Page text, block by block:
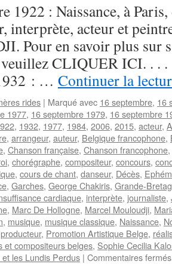
1922 : Naissance, à
interprète, acteur et
Pour en savoir plus sur
veuillez CLIQUER ICI. .
: … Continuer la
rides | Marqué avec 16 septembre, 16
1977, 16 septembre 1979, 16 septembre
, 1932, 1977, 1984, 2006, 2015, acteur,
, arrangeur, auteur, Belgique francophone,
, Chanson française, Chanson francophone,
, chorégraphe, compositeur, concours,
, cours de chant, danseur, Décès,
, Garches, George Chakiris, Grande-
cardiaque, interprète, journaliste,
, Marc De Hollogne, Marcel Mouloudji,
, musique, musique classique, Naissance,
producteur, Promotion Artistique Belge,
et compositeurs belges, Sophie Cecilia
et les Lundis Perdus | Commentaires fermés